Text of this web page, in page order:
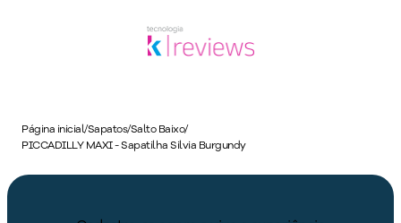
Página inicial/Sapatos/Salto Baixo/
PICCADILLY MAXI - Sapatilha Silvia Burgundy